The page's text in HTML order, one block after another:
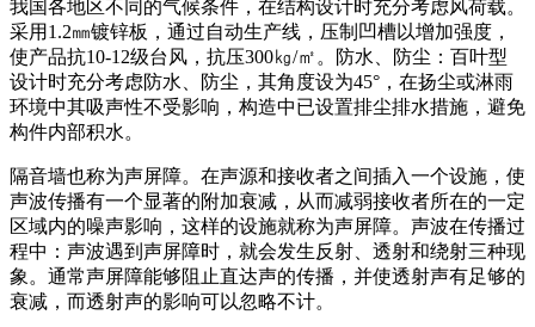
我国各地区不同的气候条件，在结构设计时充分考虑风荷载。
采用1.2㎜镀锌板，通过自动生产线，压制凹槽以增加强度，
使产品抗10-12级台风，抗压300㎏/㎡。防水、防尘：百叶型
设计时充分考虑防水、防尘，其角度设为45°，在扬尘或淋雨
环境中其吸声性不受影响，构造中已设置排尘排水措施，避免
构件内部积水。
隔音墙也称为声屏障。在声源和接收者之间插入一个设施，使
声波传播有一个显著的附加衰减，从而减弱接收者所在的一定
区域内的噪声影响，这样的设施就称为声屏障。声波在传播过
程中：声波遇到声屏障时，就会发生反射、透射和绕射三种现
象。通常声屏障能够阻止直达声的传播，并使透射声有足够的
衰减，而透射声的影响可以忽略不计。